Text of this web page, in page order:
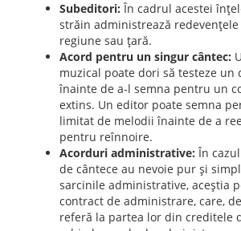
Subeditori: În cadrul acestei
străin administrează
regiune sau țară.
Acord pentru un singur cântec:
muzical poate dori să testeze un
înainte de a-l semna pentru un
extins. Un editor poate semna
limitat de melodii înainte de a
pentru reînnoire.
Acorduri administrative: În
de cântece au nevoie pur și
sarcinile administrative, aceștia
contract de administrare, care,
referă la partea lor din creditele